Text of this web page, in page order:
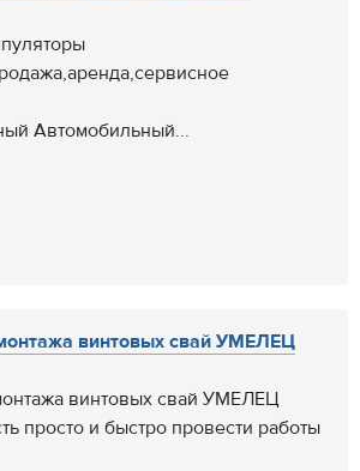
Автомобильный...
винтовых свай УМЕЛЕЦ
винтовых свай УМЕЛЕЦ
просто и быстро провести работы